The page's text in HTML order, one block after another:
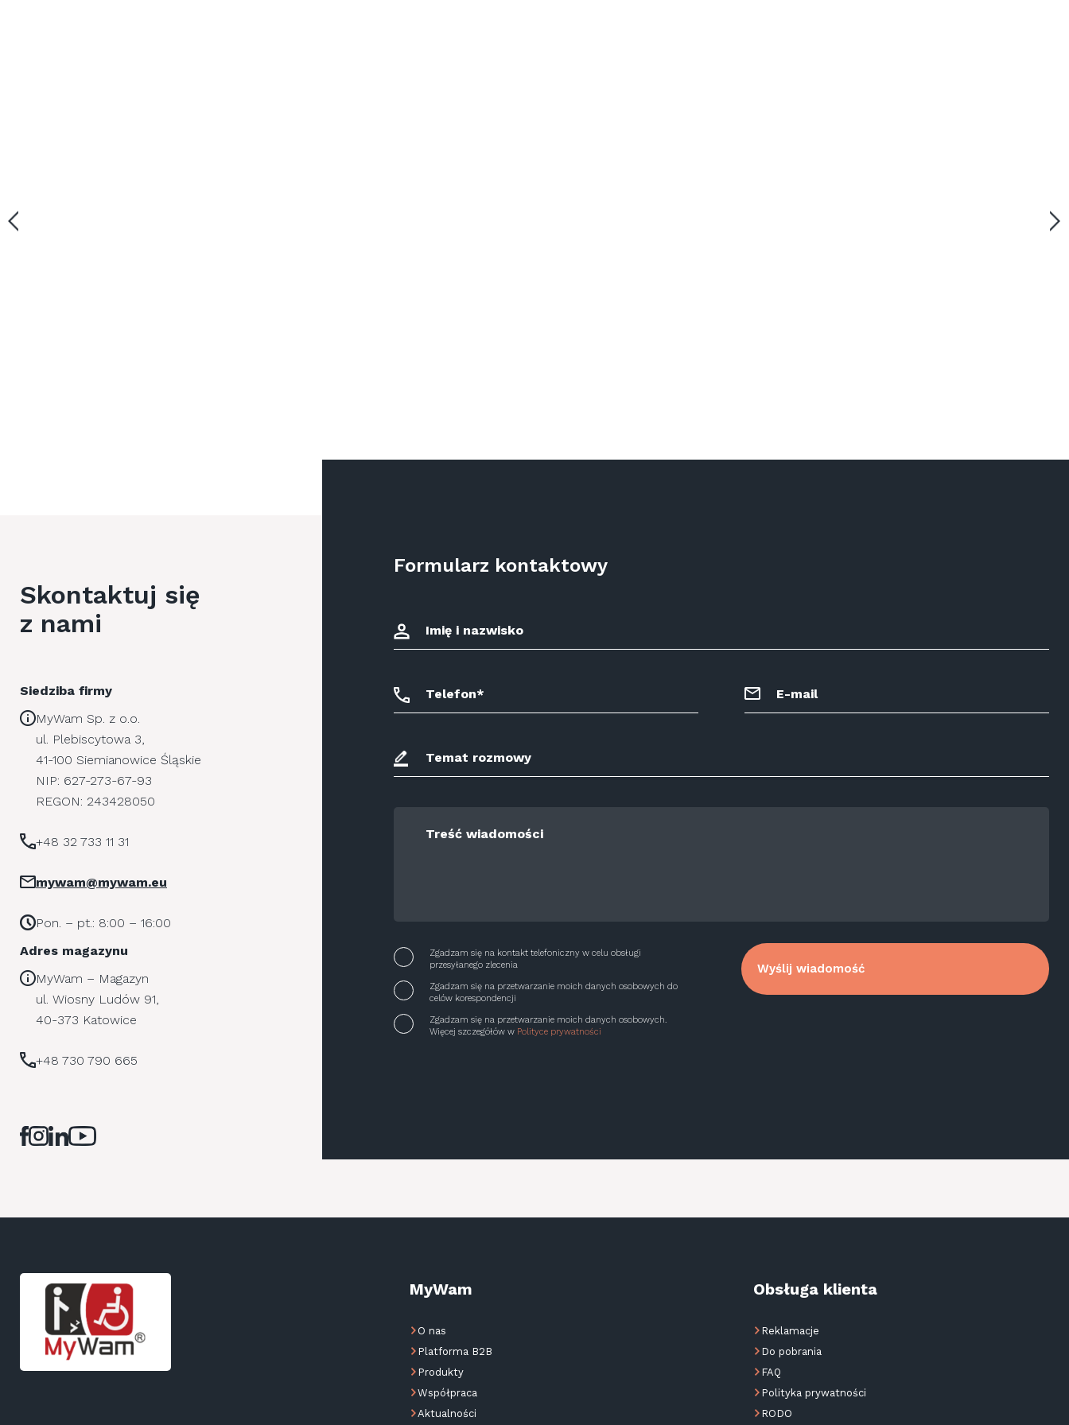
Skontaktuj się
z nami
Siedziba firmy
MyWam Sp. z o.o.
ul. Plebiscytowa 3,
41-100 Siemianowice Śląskie
NIP: 627-273-67-93
REGON: 243428050
+48 32 733 11 31
mywam@mywam.eu
Pon. – pt.: 8:00 – 16:00
Adres magazynu
MyWam – Magazyn
ul. Wiosny Ludów 91,
40-373 Katowice
+48 730 790 665
Formularz kontaktowy
Imię i nazwisko
Telefon* E-mail
Temat rozmowy
Treść wiadomości
Zgadzam się na kontakt telefoniczny w celu obsługi
przesyłanego zlecenia
Zgadzam się na przetwarzanie moich danych osobowych do
celów korespondencji
Zgadzam się na przetwarzanie moich danych osobowych.
Więcej szczegółów w Polityce prywatności
MyWam
O nas
Platforma B2B
Produkty
Współpraca
Aktualności
Obsługa klienta
Reklamacje
Do pobrania
FAQ
Polityka prywatności
RODO